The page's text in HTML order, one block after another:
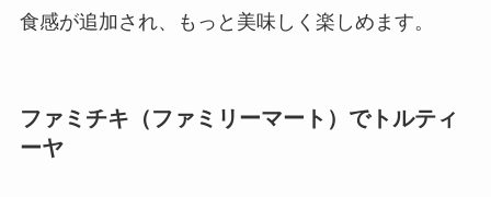
食感が追加され、もっと美味しく楽しめます。
ファミチキ（ファミリーマート）でトルティ
ーヤ